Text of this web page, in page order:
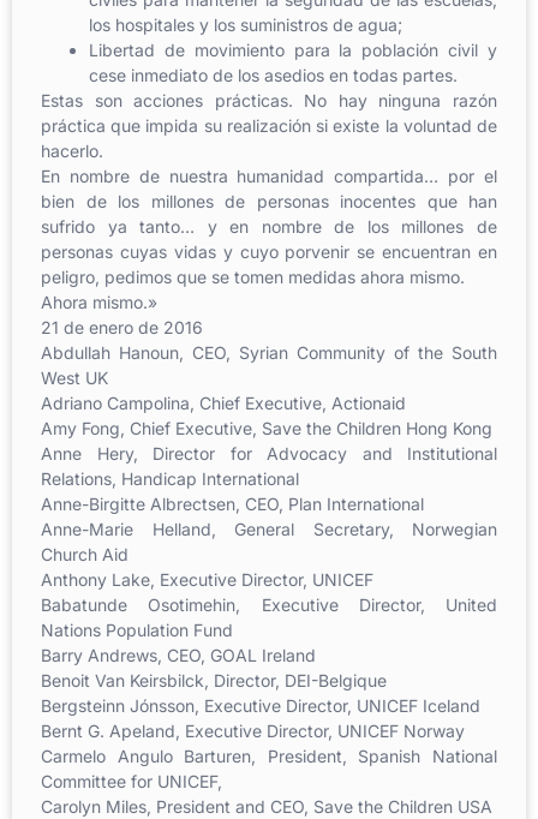
los hospitales y los suministros de agua;
Libertad de movimiento para la población civil y
cese inmediato de los asedios en todas partes.
Estas son acciones prácticas. No hay ninguna razón
práctica que impida su realización si existe la voluntad de
hacerlo.
En nombre de nuestra humanidad compartida… por el
bien de los millones de personas inocentes que han
sufrido ya tanto… y en nombre de los millones de
personas cuyas vidas y cuyo porvenir se encuentran en
peligro, pedimos que se tomen medidas ahora mismo.
Ahora mismo.»
21 de enero de 2016
Abdullah Hanoun, CEO, Syrian Community of the South
West UK
Adriano Campolina, Chief Executive, Actionaid
Amy Fong, Chief Executive, Save the Children Hong Kong
Anne Hery, Director for Advocacy and Institutional
Relations, Handicap International
Anne-Birgitte Albrectsen, CEO, Plan International
Anne-Marie Helland, General Secretary, Norwegian
Church Aid
Anthony Lake, Executive Director, UNICEF
Babatunde Osotimehin, Executive Director, United
Nations Population Fund
Barry Andrews, CEO, GOAL Ireland
Benoit Van Keirsbilck, Director, DEI-Belgique
Bergsteinn Jónsson, Executive Director, UNICEF Iceland
Bernt G. Apeland, Executive Director, UNICEF Norway
Carmelo Angulo Barturen, President, Spanish National
Committee for UNICEF,
Carolyn Miles, President and CEO, Save the Children USA